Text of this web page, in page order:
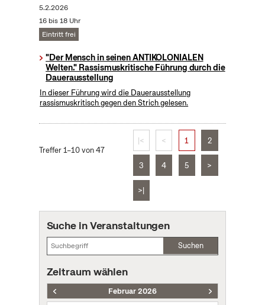
5.2.2026
16 bis 18 Uhr
Eintritt frei
"Der Mensch in seinen ANTIKOLONIALEN
Welten." Rassismuskritische Führung durch die
Dauerausstellung
In dieser Führung wird die Dauerausstellung
rassismuskritisch gegen den Strich gelesen.
Treffer 1–10 von 47
|< < 1 2
3 4 5 >
>|
Suche in Veranstaltungen
Suchen
Zeitraum wählen
Februar 2026